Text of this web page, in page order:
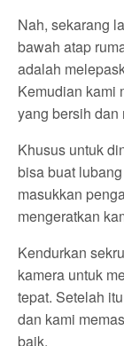
Nah, sekarang
bawah atap
adalah
Kemudian kami
yang bersih dan
Khusus untuk
bisa buat
masukkan
mengeratkan
Kendurkan
kamera untuk
tepat. Setelah
dan kami
baik.